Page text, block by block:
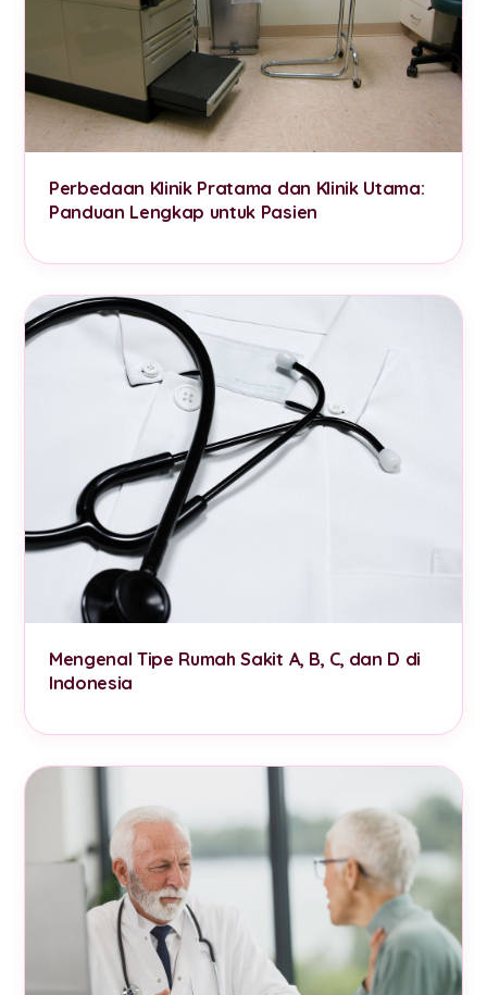
Perbedaan Klinik Pratama dan Klinik Utama:
Panduan Lengkap untuk Pasien
Mengenal Tipe Rumah Sakit A, B, C, dan D di
Indonesia